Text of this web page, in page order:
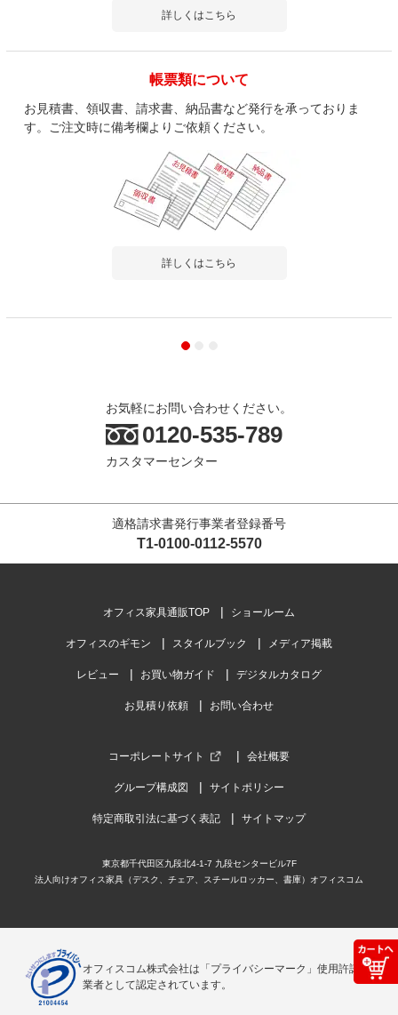
詳しくはこちら
帳票類について
お見積書、領収書、請求書、納品書など発行を承っておりま
す。ご注文時に備考欄よりご依頼ください。
詳しくはこちら
お気軽にお問い合わせください。
0120-535-789
カスタマーセンター
適格請求書発行事業者登録番号
T1-0100-0112-5570
オフィス家具通販TOP ショールーム
オフィスのギモン スタイルブック メディア掲載
レビュー お買い物ガイド デジタルカタログ
お見積り依頼 お問い合わせ
コーポレートサイト 会社概要
グループ構成図 サイトポリシー
特定商取引法に基づく表記 サイトマップ
東京都千代田区九段北4-1-7 九段センタービル7F
法人向けオフィス家具（デスク、チェア、スチールロッカー、書庫）オフィスコム
オフィスコム株式会社は「プライバシーマーク」使用許諾事
業者として認定されています。